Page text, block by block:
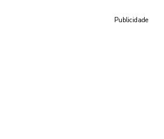
Publicidade